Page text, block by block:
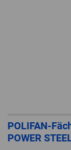
POLIFAN-
POWER